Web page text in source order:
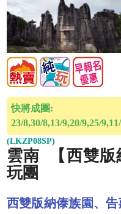
快將成團:
23/8,30/8,13/9,20/9,25/
(LKZP08SP)
雲南 【西雙版
玩團
西雙版納傣族園、